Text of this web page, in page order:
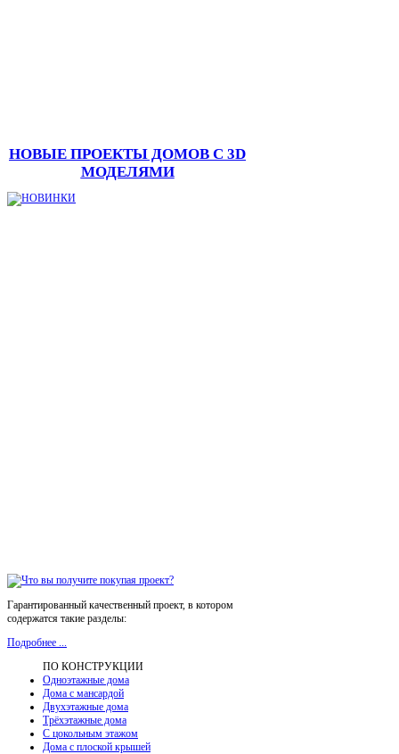
НОВЫЕ ПРОЕКТЫ ДОМОВ С 3D
МОДЕЛЯМИ
Гарантированный качественный проект, в котором
содержатся такие разделы:
Подробнее ...
ПО КОНСТРУКЦИИ
Одноэтажные дома
Дома с мансардой
Двухэтажные дома
Трёхэтажные дома
С цокольным этажом
Дома с плоской крышей